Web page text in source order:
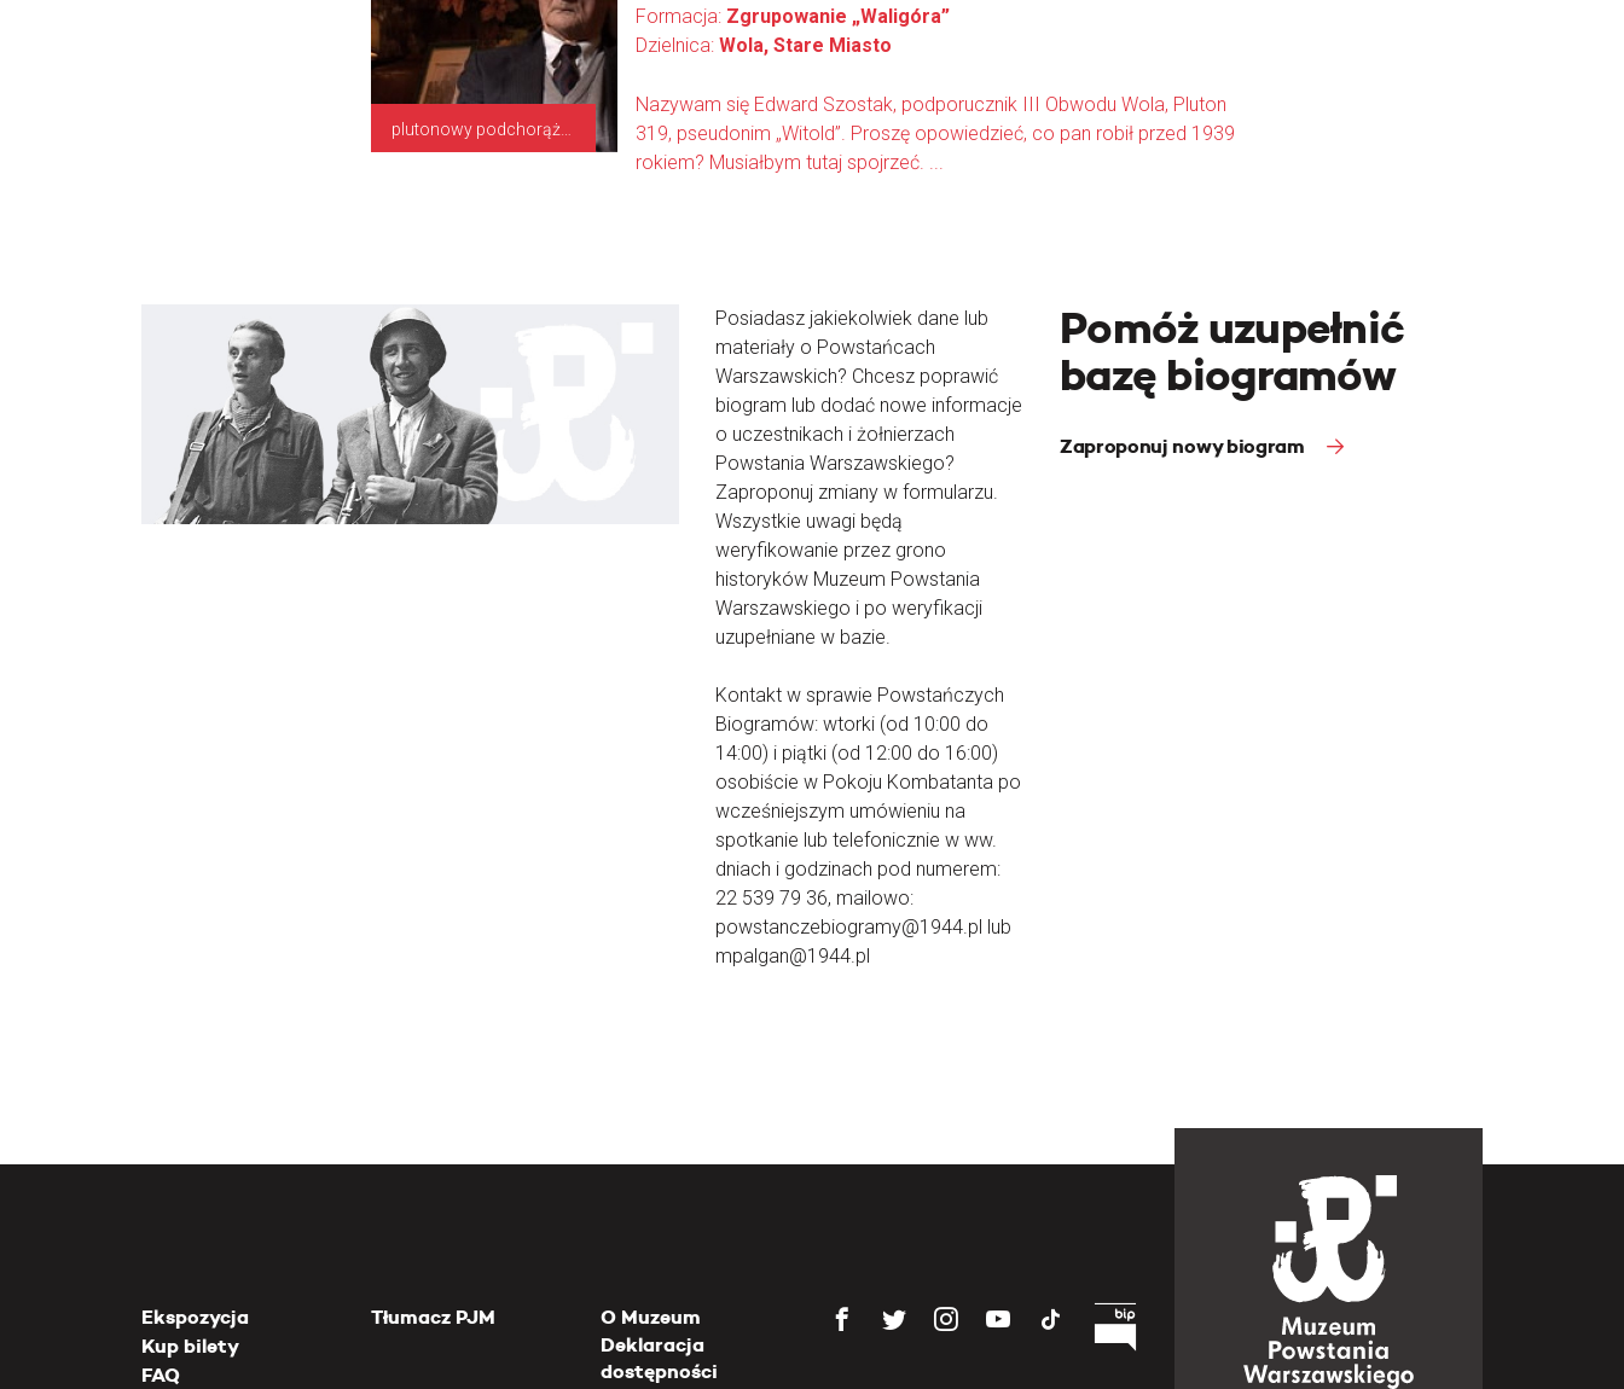
Formacja: Zgrupowanie „Waligóra”
Dzielnica: Wola, Stare Miasto
Nazywam się Edward Szostak, podporucznik III Obwodu Wola, Pluton
319, pseudonim „Witold”. Proszę opowiedzieć, co pan robił przed 1939
rokiem? Musiałbym tutaj spojrzeć. ...
Posiadasz jakiekolwiek dane lub
materiały o Powstańcach
Warszawskich? Chcesz poprawić
biogram lub dodać nowe informacje
o uczestnikach i żołnierzach
Powstania Warszawskiego?
Zaproponuj zmiany w formularzu.
Wszystkie uwagi będą
weryfikowanie przez grono
historyków Muzeum Powstania
Warszawskiego i po weryfikacji
uzupełniane w bazie.
Kontakt w sprawie Powstańczych
Biogramów: wtorki (od 10:00 do
14:00) i piątki (od 12:00 do 16:00)
osobiście w Pokoju Kombatanta po
wcześniejszym umówieniu na
spotkanie lub telefonicznie w ww.
dniach i godzinach pod numerem:
22 539 79 36, mailowo:
powstanczebiogramy@1944.pl lub
mpalgan@1944.pl
Pomóż uzupełnić
bazę biogramów
Zaproponuj nowy biogram
Ekspozycja
Kup bilety
FAQ
Tłumacz PJM
O Muzeum
Deklaracja
dostępności